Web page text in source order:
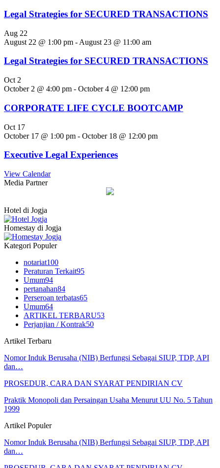
Legal Strategies for SECURED TRANSACTIONS
Aug 22
August 22 @ 1:00 pm - August 23 @ 11:00 am
Legal Strategies for SECURED TRANSACTIONS
Oct 2
October 2 @ 4:00 pm - October 4 @ 12:00 pm
CORPORATE LIFE CYCLE BOOTCAMP
Oct 17
October 17 @ 1:00 pm - October 18 @ 12:00 pm
Executive Legal Experiences
View Calendar
Media Partner
Hotel di Jogja
Homestay di Jogja
Kategori Populer
notariat100
Peraturan Terkait95
Umum94
pertanahan84
Perseroan terbatas65
Umum64
ARTIKEL TERBARU53
Perjanjian / Kontrak50
Artikel Terbaru
Nomor Induk Berusaha (NIB) Berfungsi Sebagai SIUP, TDP, API
dan…
PROSEDUR, CARA DAN SYARAT PENDIRIAN CV
Praktik Monopoli dan Persaingan Usaha Menurut UU No. 5 Tahun
1999
Artikel Populer
Nomor Induk Berusaha (NIB) Berfungsi Sebagai SIUP, TDP, API
dan…